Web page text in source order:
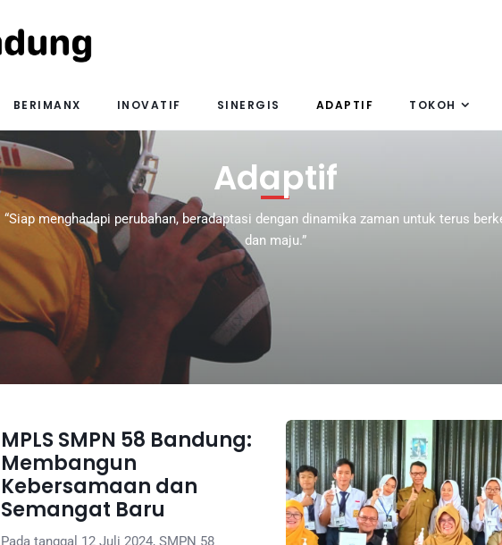
BERIMANX INOVATIF SINERGIS ADAPTIF TOKOH
Adaptif
“Siap menghadapi perubahan, beradaptasi dengan dinamika zaman untuk terus
dan maju.”
MPLS SMPN 58 Bandung:
Membangun
Kebersamaan dan
Semangat Baru
Pada tanggal 12 Juli 2024, SMPN 58